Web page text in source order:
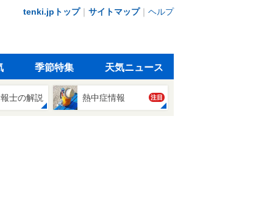
tenki.jpトップ｜ サイトマップ｜ ヘルプ
季節特集 天気ニュース
士の解説 熱中症情報 注目